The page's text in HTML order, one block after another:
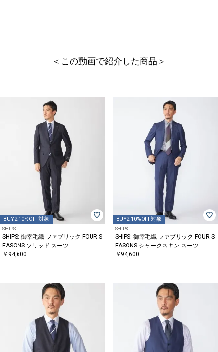
＜この動画で紹介した商品＞
BUY2 10%OFF対象
SHIPS
SHIPS: 御幸毛織 ファブリック FOUR S
EASONS ソリッド スーツ
￥94,600
BUY2 10%OFF対象
SHIPS
SHIPS: 御幸毛織 ファブリック FOUR S
EASONS シャークスキン スーツ
￥94,600